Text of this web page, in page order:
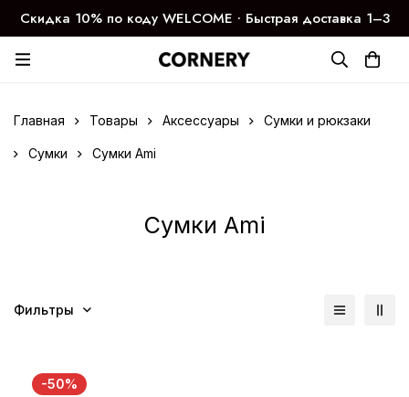
Скидка 10% по коду WELCOME ∙ Быстрая доставка 1–3
дня
Главная Товары Аксессуары Сумки и рюкзаки
Сумки Сумки Ami
Сумки Ami
Фильтры
-50%